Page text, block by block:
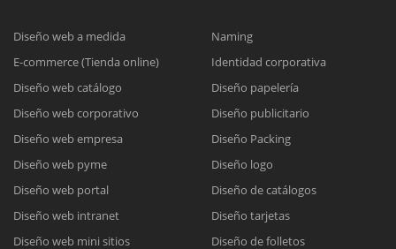
Diseño web a medida
E-commerce (Tienda online)
Diseño web catálogo
Diseño web corporativo
Diseño web empresa
Diseño web pyme
Diseño web portal
Diseño web intranet
Diseño web mini sitios
Naming
Identidad corporativa
Diseño papelería
Diseño publicitario
Diseño Packing
Diseño logo
Diseño de catálogos
Diseño tarjetas
Diseño de folletos